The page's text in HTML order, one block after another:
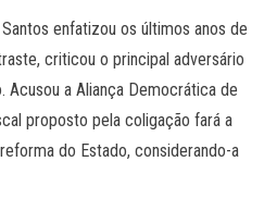
enfatizou os últimos anos de
criticou o principal adversário
a Aliança Democrática de
proposto pela coligação fará a
do Estado, considerando-a